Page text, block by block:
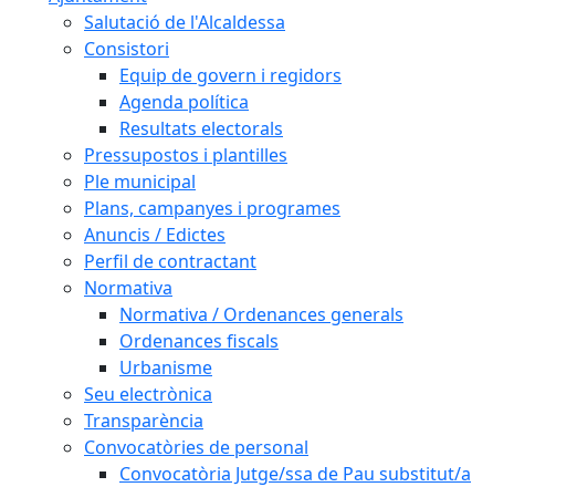
Salutació de l'Alcaldessa
Consistori
Equip de govern i regidors
Agenda política
Resultats electorals
Pressupostos i plantilles
Ple municipal
Plans, campanyes i programes
Anuncis / Edictes
Perfil de contractant
Normativa
Normativa / Ordenances generals
Ordenances fiscals
Urbanisme
Seu electrònica
Transparència
Convocatòries de personal
Convocatòria Jutge/ssa de Pau substitut/a